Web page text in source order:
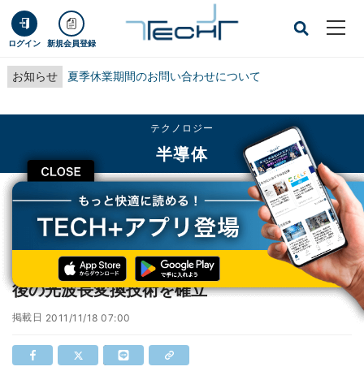
ログイン 新規会員登録
お知らせ 夏季休業期間のお問い合わせについて
CLOSE
テクノロジー
半導体
TECH+ テクノロジー
半導体
阪大と東大、量子メモリ読み書きのための最後の光波長変換技術を確立
阪大と東大、量子メモリ読み書きのための最
後の光波長変換技術を確立
掲載日 2011/11/18 07:00